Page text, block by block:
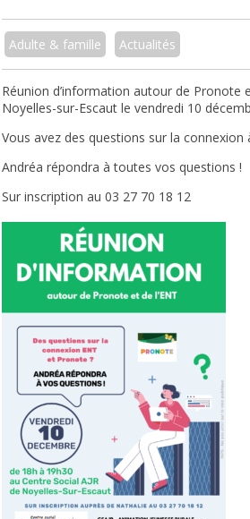
Adulte & famille Actualités
Réunion d’information autour de Pronote
Noyelles-sur-Escaut le vendredi 10
Vous avez des questions sur la connexion
Andréa répondra à toutes vos questions !
Sur inscription au 03 27 70 18 12